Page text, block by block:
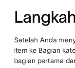
Setelah Anda
item ke Bagian
bagian pertama